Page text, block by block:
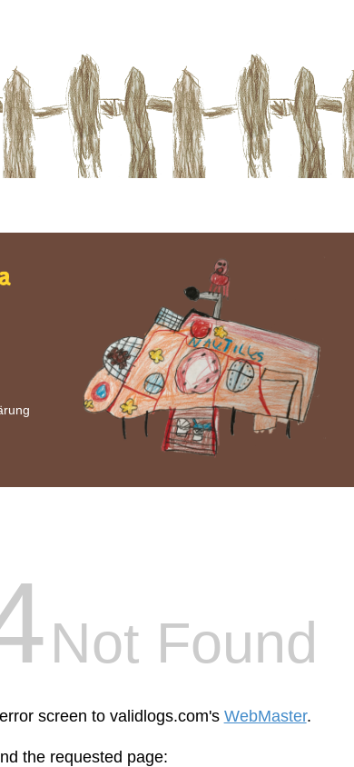
Not Found
screen to validlogs.com's WebMaster.
the requested page: